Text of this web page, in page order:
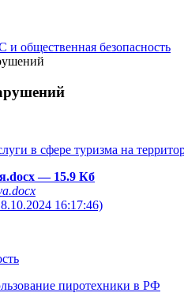
и общественная безопасность
в сфере туризма на
— 15.9 Кб
16:17:46)
пиротехники в РФ